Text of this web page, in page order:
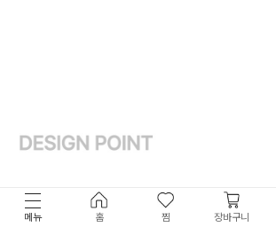
메뉴 홈 찜 장바구니